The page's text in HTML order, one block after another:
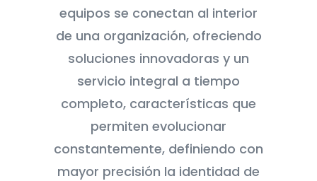
equipos se conectan al interior
de una organización, ofreciendo
soluciones innovadoras y un
servicio integral a tiempo
completo, características que
permiten evolucionar
constantemente, definiendo con
mayor precisión la identidad de